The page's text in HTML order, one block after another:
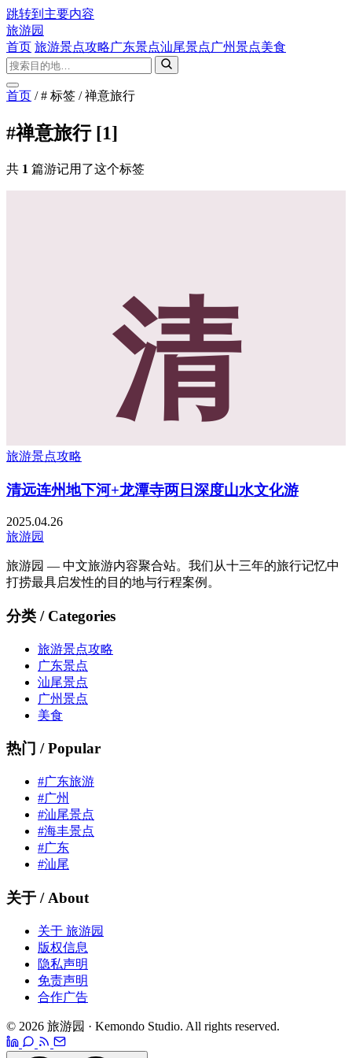
跳转到主要内容
旅游园
首页 旅游景点攻略广东景点汕尾景点广州景点美食
首页 / # 标签 / 禅意旅行
#禅意旅行 [1]
共 1 篇游记用了这个标签
清
旅游景点攻略
清远连州地下河+龙潭寺两日深度山水文化游
2025.04.26
旅游园
旅游园 — 中文旅游内容聚合站。我们从十三年的旅行记忆中
打捞最具启发性的目的地与行程案例。
分类 / Categories
旅游景点攻略
广东景点
汕尾景点
广州景点
美食
热门 / Popular
#广东旅游
#广州
#汕尾景点
#海丰景点
#广东
#汕尾
关于 / About
关于 旅游园
版权信息
隐私声明
免责声明
合作广告
© 2026 旅游园 · Kemondo Studio. All rights reserved.